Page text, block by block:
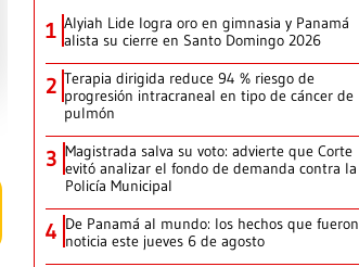
1 Alyiah Lide logra oro en gimnasia y Panamá
alista su cierre en Santo Domingo 2026
2 Terapia dirigida reduce 94 % riesgo de
progresión intracraneal en tipo de cáncer de
pulmón
3 Magistrada salva su voto: advierte que Corte
evitó analizar el fondo de demanda contra la
Policía Municipal
4 De Panamá al mundo: los hechos que fueron
noticia este jueves 6 de agosto